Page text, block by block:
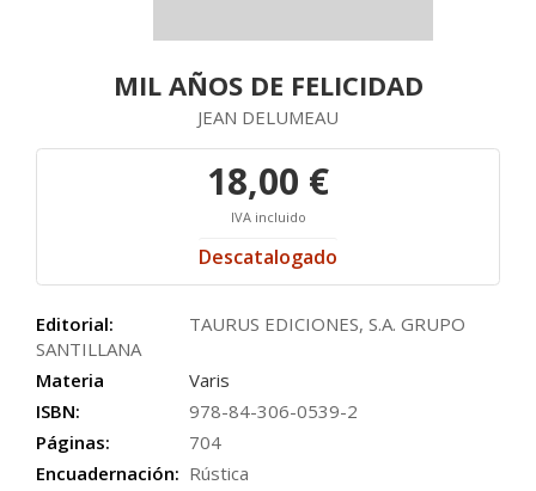
MIL AÑOS DE FELICIDAD
JEAN DELUMEAU
18,00 €
IVA incluido
Descatalogado
Editorial:
TAURUS EDICIONES, S.A. GRUPO
SANTILLANA
Materia
Varis
ISBN:
978-84-306-0539-2
Páginas:
704
Encuadernación: Rústica